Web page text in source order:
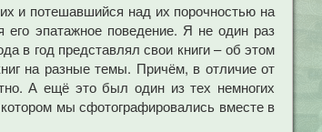
и потешавшийся над их порочностью на
эпатажное поведение. Я не один раз
в год представлял свои книги – об этом
на разные темы. Причём, в отличие от
А ещё это был один из тех немногих
мы сфотографировались вместе в